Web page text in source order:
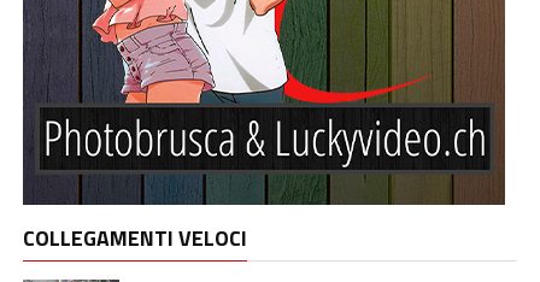
COLLEGAMENTI VELOCI